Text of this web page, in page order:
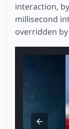
interaction,
millisecond
overridden